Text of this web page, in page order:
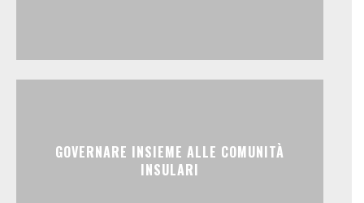
GOVERNARE INSIEME ALLE COMUNITÀ
INSULARI